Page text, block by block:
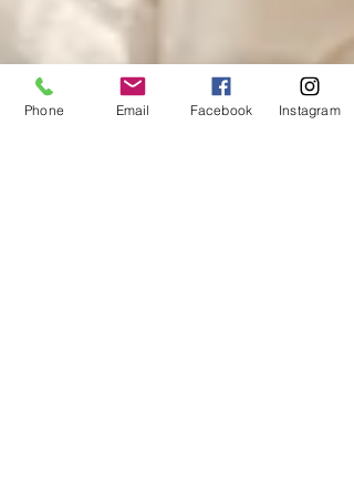
Phone Email Facebook Instagram